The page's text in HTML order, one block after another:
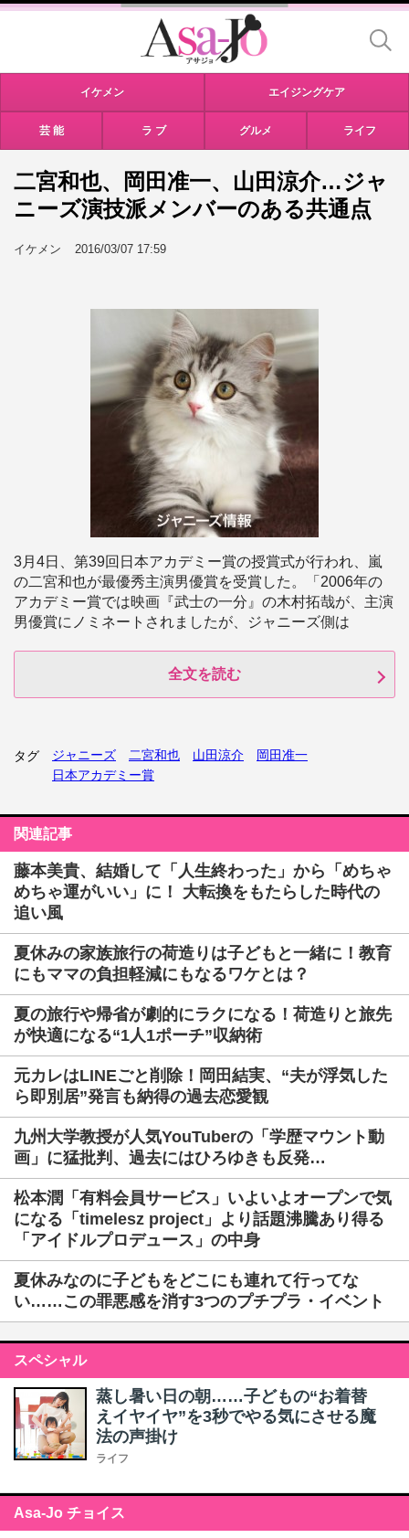
イケメン エイジングケア
芸 能 ラ ブ グルメ ライフ
二宮和也、岡田准一、山田涼介…ジャ
ニーズ演技派メンバーのある共通点
イケメン 2016/03/07 17:59
3月4日、第39回日本アカデミー賞の授賞式が行われ、嵐
の二宮和也が最優秀主演男優賞を受賞した。「2006年の
アカデミー賞では映画『武士の一分』の木村拓哉が、主演
男優賞にノミネートされましたが、ジャニーズ側は
全文を読む
タグ ジャニーズ 二宮和也 山田涼介
岡田准一
日本アカデミー賞
関連記事
藤本美貴、結婚して「人生終わった」から「めちゃ
めちゃ運がいい」に！ 大転換をもたらした時代の
追い風
夏休みの家族旅行の荷造りは子どもと一緒に！教育
にもママの負担軽減にもなるワケとは？
夏の旅行や帰省が劇的にラクになる！荷造りと旅先
が快適になる“1人1ポーチ”収納術
元カレはLINEごと削除！岡田結実、“夫が浮気した
ら即別居”発言も納得の過去恋愛観
九州大学教授が人気YouTuberの「学歴マウント動
画」に猛批判、過去にはひろゆきも反発…
松本潤「有料会員サービス」いよいよオープンで気
になる「timelesz project」より話題沸騰あり得る
「アイドルプロデュース」の中身
夏休みなのに子どもをどこにも連れて行ってな
い……この罪悪感を消す3つのプチプラ・イベント
スペシャル
蒸し暑い日の朝……子どもの“お着替
えイヤイヤ”を3秒でやる気にさせる魔
法の声掛け
ライフ
Asa-Jo チョイス